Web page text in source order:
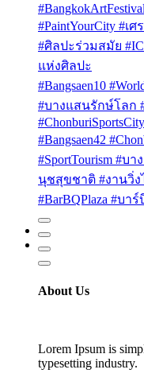
#PaintYourCity #เ
#ศิลปะร่วมสมัย
แห่งศิลปะ
#Bangsaen10
#บางแสนรักษ์โลก #
#ChonburiSportsCity
#Bangsaen42
#SportTourism #บ
นุชสุขชาติ #งานวิ่ง
#BarBQPlaza #บ
About Us
Lorem Ipsum is
typesetting industry.